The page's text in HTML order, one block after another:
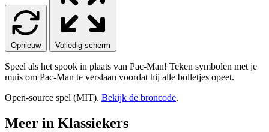
Opnieuw Volledig scherm
Speel als het spook in plaats van Pac-Man! Teken symbolen met je
muis om Pac-Man te verslaan voordat hij alle bolletjes opeet.
Open-source spel (MIT). Bekijk de broncode.
Meer in Klassiekers